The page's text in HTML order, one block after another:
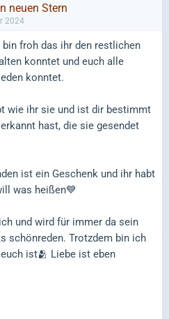
neuen Stern
2024
froh das ihr den restlichen
konntet und euch alle
konntet.
wie ihr sie und ist dir bestimmt
hast, die sie gesendet
ist ein Geschenk und ihr habt
was heißen💙
und wird für immer da sein
schönreden. Trotzdem bin ich
ist🫂 Liebe ist eben